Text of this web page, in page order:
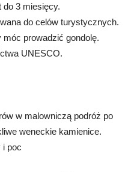
3 miesięcy.
do celów turystycznych.
prowadzić gondolę.
UNESCO.
w malowniczą podróż po
weneckie kamienice.
i poc